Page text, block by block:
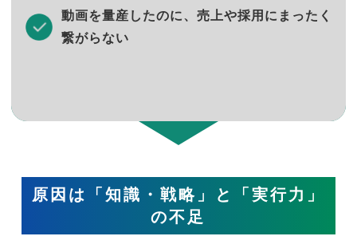
動画を量産したのに、売上や採用にまったく
繋がらない
原因は「知識・戦略」と「実行力」
の不足